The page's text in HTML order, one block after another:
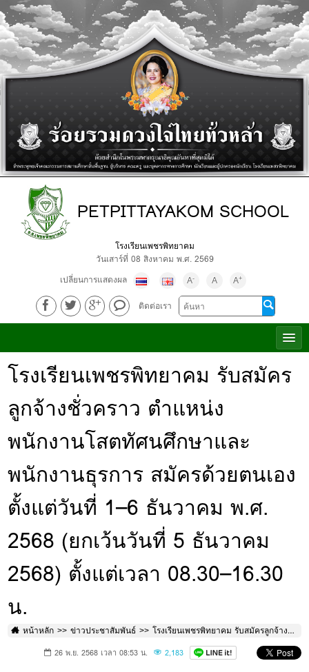
PETPITTAYAKOM SCHOOL
โรงเรียนเพชรพิทยาคม
วันเสาร์ที่ 08 สิงหาคม พ.ศ. 2569
เปลี่ยนการแสดงผล
A- A A+
ติดต่อเรา
โรงเรียนเพชรพิทยาคม รับสมัคร
ลูกจ้างชั่วคราว ตำแหน่ง
พนักงานโสตทัศนศึกษาและ
พนักงานธุรการ สมัครด้วยตนเอง
ตั้งแต่วันที่ 1–6 ธันวาคม พ.ศ.
2568 (ยกเว้นวันที่ 5 ธันวาคม
2568) ตั้งแต่เวลา 08.30–16.30
น.
หน้าหลัก ข่าวประชาสัมพันธ์ โรงเรียนเพชรพิทยาคม รับสมัครลูกจ้างชั่วคราว ตำแหน่งพนักงานโสตทัศนศึกษาและพนักงานธุรการ สมัครด้วยตนเองตั้งแต่วันที่ 1–6 ธันวาคม พ.ศ. 2568 (ยกเว้นวันที่ 5 ธันวาคม 2568) ตั้งแต่เวลา 08.30–16.30 น.
26 พ.ย. 2568 เวลา 08:53 น. 2,183